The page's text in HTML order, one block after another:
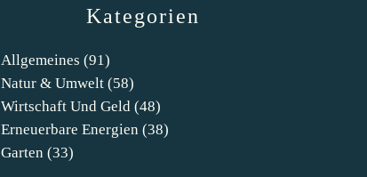
Kategorien
Allgemeines (91)
Natur & Umwelt (58)
Wirtschaft Und Geld (48)
Erneuerbare Energien (38)
Garten (33)